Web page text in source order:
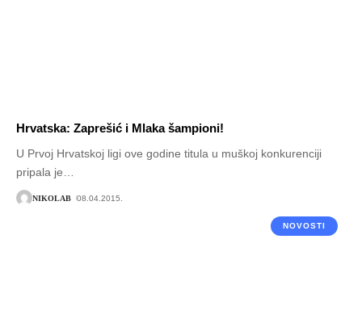
Hrvatska: Zaprešić i Mlaka šampioni!
U Prvoj Hrvatskoj ligi ove godine titula u muškoj konkurenciji
pripala je…
NIKOLAB 08.04.2015.
NOVOSTI